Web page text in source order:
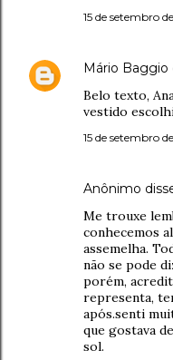
15 de setembro
Mário Baggio
Belo texto,
vestido
15 de setembro
Anônimo
Me trouxe
conhecemos
assemelha.
não se pode
porém,
representa,
após.senti
que gostava
sol.